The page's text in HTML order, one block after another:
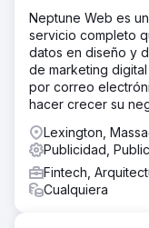
Eagan Luxury
unificada y
El retargeting
compradores y
durante todo el
búsqueda, el
confianza
tráfico y la
La empresa pasó
fragmentada a una
para dominar a
Neptune Web es
servicio completo
datos en diseño y
de marketing
por correo
hacer crecer su
Lexington,
Publicidad,
Fintech,
Cualquiera